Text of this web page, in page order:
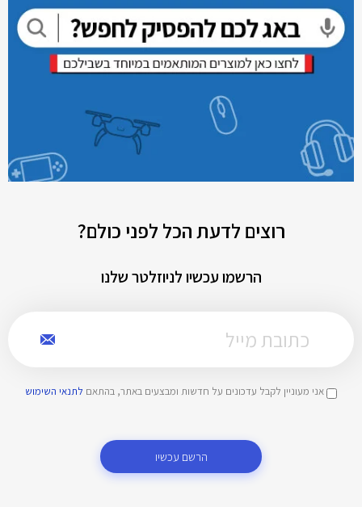
רוצים לדעת הכל לפני כולם?
הרשמו עכשיו לניוזלטר שלנו
אני מעוניין לקבל עדכונים על חדשות ומבצעים באתר, בהתאם לתנאי השימוש
הרשם עכשיו